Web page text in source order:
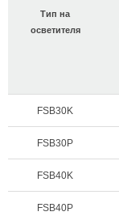
Тип на
осветителя
FSB30K
FSB30P
FSB40K
FSB40P